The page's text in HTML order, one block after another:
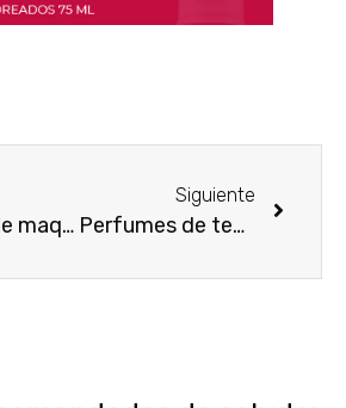
6 trucos de maquillaje profesional tendencias 2020
Siguiente
Perfumes de tendencias naturales para usar en el 2020